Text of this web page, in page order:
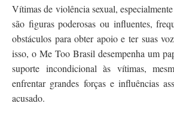
Vítimas de violência sexual,
são figuras poderosas ou influentes,
obstáculos para obter apoio e ter suas
isso, o Me Too Brasil desempenha um
suporte incondicional às vítimas,
enfrentar grandes forças e influências
acusado.